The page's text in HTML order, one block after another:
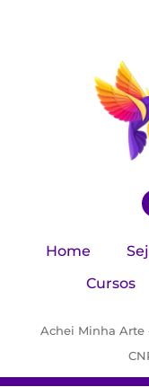
Home
Cursos
Achei Minha Arte